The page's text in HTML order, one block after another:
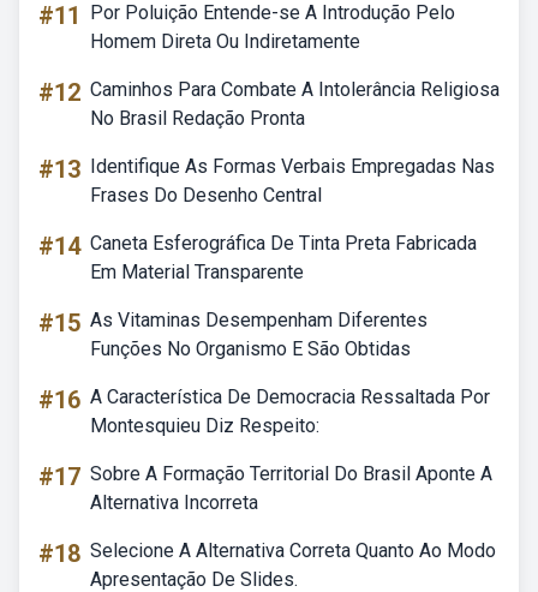
#11
Por Poluição Entende-se A Introdução Pelo
Homem Direta Ou Indiretamente
#12 Caminhos Para Combate A Intolerância Religiosa
No Brasil Redação Pronta
#13 Identifique As Formas Verbais Empregadas Nas
Frases Do Desenho Central
#14 Caneta Esferográfica De Tinta Preta Fabricada
Em Material Transparente
#15 As Vitaminas Desempenham Diferentes
Funções No Organismo E São Obtidas
#16 A Característica De Democracia Ressaltada Por
Montesquieu Diz Respeito:
#17 Sobre A Formação Territorial Do Brasil Aponte A
Alternativa Incorreta
#18 Selecione A Alternativa Correta Quanto Ao Modo
Apresentação De Slides.